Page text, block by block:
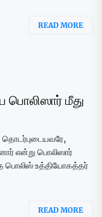
READ MORE
மீது
தொடர்புடையவரே,
என்று பொலிஸார்
பொலிஸ் உத்தியோகத்தர்
READ MORE